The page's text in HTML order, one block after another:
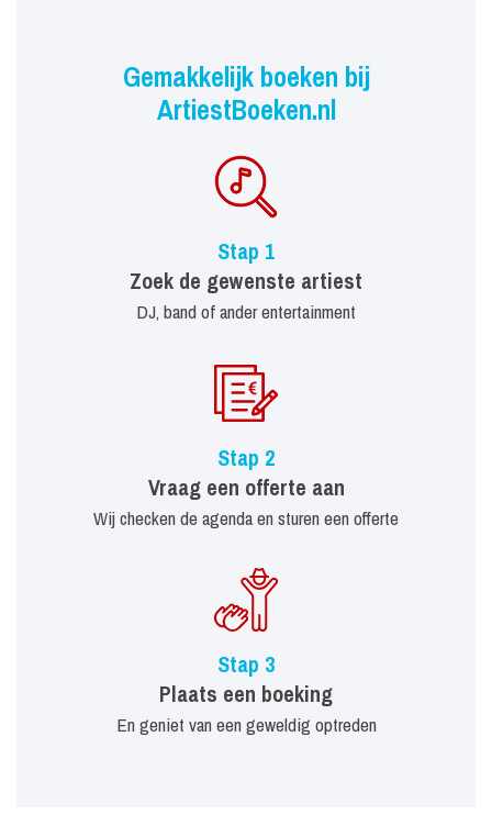
Gemakkelijk boeken bij
ArtiestBoeken.nl
Stap 1
Zoek de gewenste artiest
DJ, band of ander entertainment
Stap 2
Vraag een offerte aan
Wij checken de agenda en sturen een offerte
Stap 3
Plaats een boeking
En geniet van een geweldig optreden